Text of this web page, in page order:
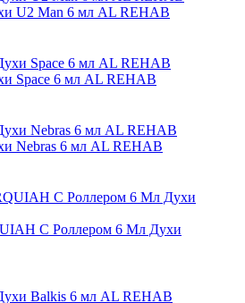
U2 Man 6 мл AL REHAB
Space 6 мл AL REHAB
Nebras 6 мл AL REHAB
С Роллером 6 Мл Духи